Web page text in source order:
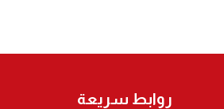
روابط سريعة